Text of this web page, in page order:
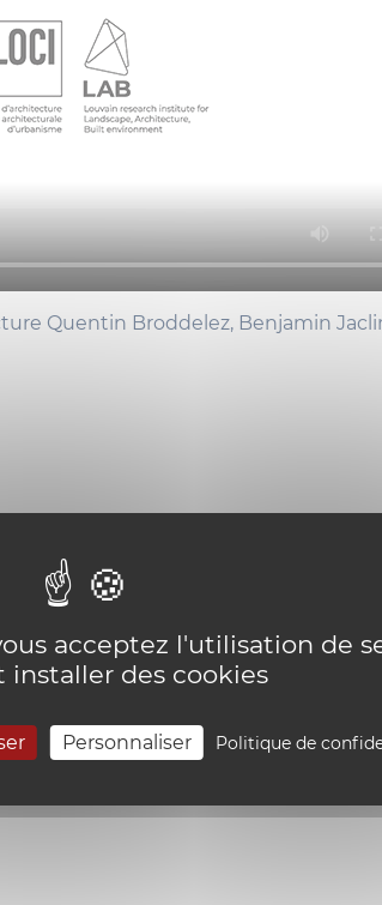
acceptez l'utilisation de
installer des cookies
Personnaliser Politique de
Quentin Broddelez, Benjamin